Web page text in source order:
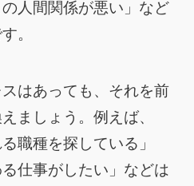
人間関係が悪い」など
。
はあっても、それを前
ましょう。例えば、
職種を探している」
る仕事がしたい」などは